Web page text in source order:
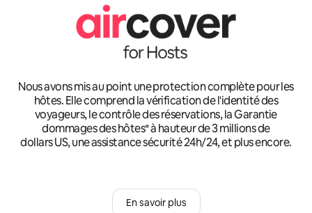
Nous avons mis au point une protection complète pour les
hôtes. Elle comprend la vérification de l'identité des
voyageurs, le contrôle des réservations, la Garantie
dommages des hôtes* à hauteur de 3 millions de
dollars US, une assistance sécurité 24h/24, et plus encore.
En savoir plus